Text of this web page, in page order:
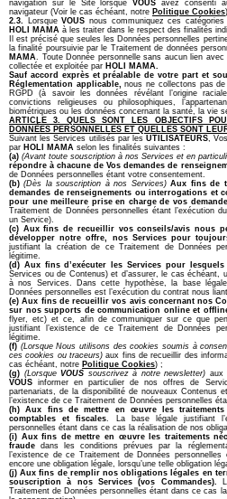
navigation sur le Site lorsqueVOUS avez consenti
navigateur (Voir le cas échéant, notre Politique Cookies).
2.3.
LorsqueVOUS nous communiquez ces
HOLI MAMA à les traiter dans le respect des finalités
Il est précisé que seules les Données personnelles
la finalité poursuivie par le Traitement de données
MAMA . Toute Donnée personnelle sans aucun lien
collectée et exploitée par HOLI MAMA.
Sauf accord exprès et préalable de votre part et
Réglementation applicable, nous ne collectons pas
RGPD (à savoir les données révélant l’origine
convictions religieuses ou philosophiques,
biométriques ou les données concernant la santé, la vie
ARTICLE 3. QUELS SONT LES OBJECTIFS
DONNÉES PERSONNELLES ET QUELLES SONT
Suivant les Services utilisés par les UTILISATEURS ,
par HOLI MAMA selon les finalités suivantes :
(a) (Avant toute souscription à nos Services et en
répondre à chacune de Vos demandes de
de Données personnelles étant votre consentement.
(b)(Dès la souscription à nos Services) Aux fins de
demandes de renseignements ou interrogations et
pour une meilleure prise en charge de vos
Traitement de Données personnelles étant l’exécution
un Service).
(c) Aux fins de recueillir vos conseils/avis nous
développer notre offre, nos Services pour
justifiant la création de ce Traitement de Données
légitime.
(d) Aux fins d’exécuter les Services pour
Services ou de Contenus) et d’assurer, le cas échéant,
à nos Services. Dans cette hypothèse, la base
Données personnelles est l’exécution du contrat nous
(e) Aux fins de recueillir vos avis concernant nos
sur nos supports de communication online et
flyer, etc) et ce, afin de communiquer sur ce que
justifiant l’existence de ce Traitement de Données
légitime.
(f) (Lorsque Nous utilisons des cookies soumis à
ces cookies ou traceurs) aux fins de recueillir des
cas échéant, notre Politique Cookies) ;
(g) (Lorsque VOUS souscrivez à notre newsletter) aux
VOUS informer en particulier de nos offres de
partenariats, de la disponibilité de nouveaux Contenus
l’existence de ce Traitement de Données personnelles
(h)
Aux fins de mettre en œuvre les
comptables et fiscales . La base légale justifiant
personnelles étant dans ce cas la réalisation de nos
(i) Aux fins de mettre en œuvre les traitements
fraude dans les conditions prévues par la
l’existence de ce Traitement de Données
encore une obligation légale, lorsqu’une telle obligation
(j) Aux fins de remplir nos obligations légales en
souscription à nos Services (vos Commandes).
Traitement de Données personnelles étant dans ce cas